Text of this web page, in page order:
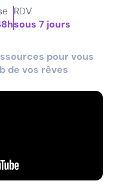
RDV
sous 7 jours
pour vous
de vos rêves